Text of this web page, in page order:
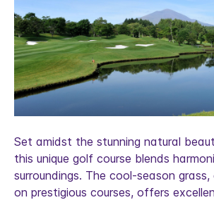
Set amidst the stunning natural
this unique golf course blends
surroundings. The cool-season
on prestigious courses, offers